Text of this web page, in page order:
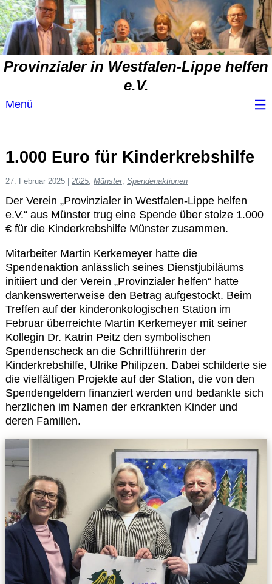
Provinzialer in Westfalen-Lippe helfen
e.V.
Menü
Service
Spendenvorschlag
Kontakt
1.000 Euro für Kinderkrebshilfe
27. Februar 2025 | 2025, Münster, Spendenaktionen
Der Verein „Provinzialer in Westfalen-Lippe helfen
e.V.“ aus Münster trug eine Spende über stolze 1.000
€ für die Kinderkrebshilfe Münster zusammen.
Mitarbeiter Martin Kerkemeyer hatte die
Spendenaktion anlässlich seines Dienstjubiläums
initiiert und der Verein „Provinzialer helfen“ hatte
dankenswerterweise den Betrag aufgestockt. Beim
Treffen auf der kinderonkologischen Station im
Februar überreichte Martin Kerkemeyer mit seiner
Kollegin Dr. Katrin Peitz den symbolischen
Spendenscheck an die Schriftführerin der
Kinderkrebshilfe, Ulrike Philipzen. Dabei schilderte sie
die vielfältigen Projekte auf der Station, die von den
Spendengeldern finanziert werden und bedankte sich
herzlichen im Namen der erkrankten Kinder und
deren Familien.